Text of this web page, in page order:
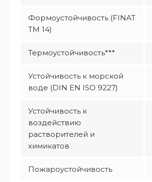
Формоустойчивость (FINAT
TM 14)
Термоустойчивость***
Устойчивость к морской
воде (DIN EN ISO 9227)
Устойчивость к
воздействию
растворителей и
химикатов
Пожароустойчивость